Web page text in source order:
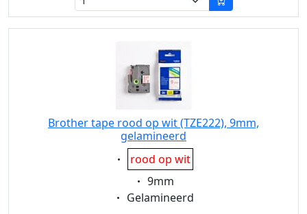
Brother tape rood op wit (TZE222), 9mm,
gelamineerd
Eigenschaft:
rood op wit
Eigenschaft:
9mm
Eigenschaft:
Gelamineerd